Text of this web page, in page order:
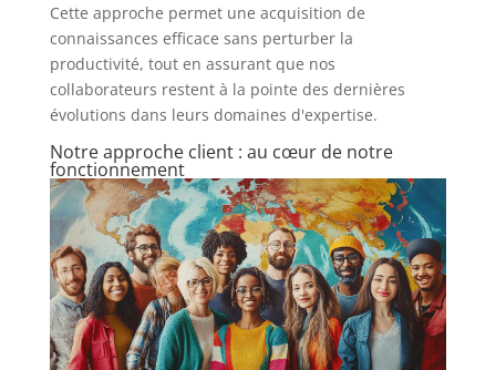
Cette approche permet une acquisition de
connaissances efficace sans perturber la
productivité, tout en assurant que nos
collaborateurs restent à la pointe des dernières
évolutions dans leurs domaines d'expertise.
Notre approche client : au cœur de notre
fonctionnement